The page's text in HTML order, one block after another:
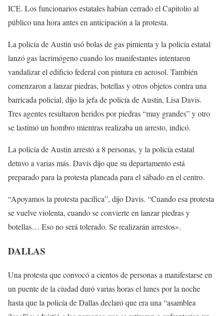
ICE. Los funcionarios estatales habían cerrado el Capitolio al
público una hora antes en anticipación a la protesta.
La policía de Austin usó bolas de gas pimienta y la policía estatal
lanzó gas lacrimógeno cuando los manifestantes intentaron
vandalizar el edificio federal con pintura en aerosol. También
comenzaron a lanzar piedras, botellas y otros objetos contra una
barricada policial, dijo la jefa de policía de Austin, Lisa Davis.
Tres agentes resultaron heridos por piedras “muy grandes” y otro
se lastimó un hombro mientras realizaba un arresto, indicó.
La policía de Austin arrestó a 8 personas, y la policía estatal
detuvo a varias más. Davis dijo que su departamento está
preparado para la protesta planeada para el sábado en el centro.
“Apoyamos la protesta pacífica”, dijo Davis. “Cuando esa protesta
se vuelve violenta, cuando se convierte en lanzar piedras y
botellas… Eso no será tolerado. Se realizarán arrestos».
DALLAS
Una protesta que convocó a cientos de personas a manifestarse en
un puente de la ciudad duró varias horas el lunes por la noche
hasta que la policía de Dallas declaró que era una “asamblea